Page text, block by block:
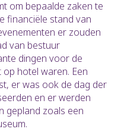
om bepaalde zaken te
financiële stand van
er zouden
van bestuur
dingen voor de
hotel waren. Een
er was ook de dag der
en er werden
gepland zoals een